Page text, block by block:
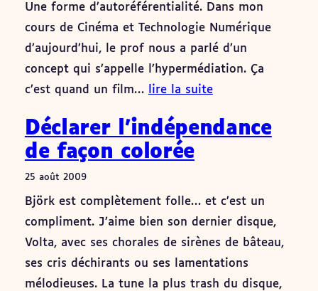
Une forme d’autoréférentialité. Dans mon
cours de Cinéma et Technologie Numérique
d’aujourd’hui, le prof nous a parlé d’un
concept qui s’appelle l’hypermédiation. Ça
c’est quand un film…
lire la suite
Déclarer l’indépendance
de façon colorée
25 août 2009
Björk est complètement folle… et c’est un
compliment. J’aime bien son dernier disque,
Volta, avec ses chorales de sirènes de bâteau,
ses cris déchirants ou ses lamentations
mélodieuses. La tune la plus trash du disque,